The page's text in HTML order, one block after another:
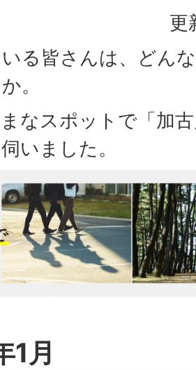
更
る皆さんは、どん
。
なスポットで「加
いました。
1月